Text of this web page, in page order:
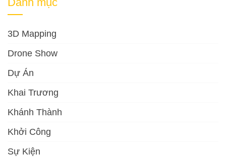
3D Mapping
Drone Show
Dự Án
Khai Trương
Khánh Thành
Khởi Công
Sự Kiện